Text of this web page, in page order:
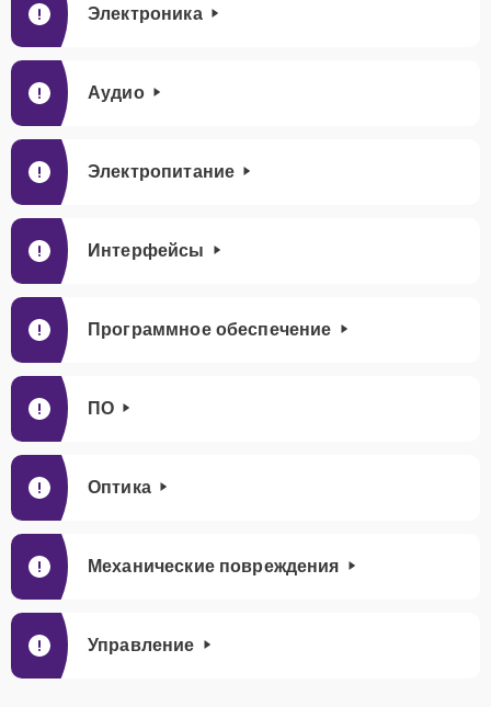
Электроника
Аудио
Электропитание
Интерфейсы
Программное обеспечение
ПО
Оптика
Механические повреждения
Управление